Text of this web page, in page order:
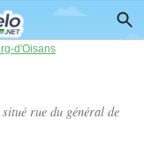
d'Oisans
rue du général de